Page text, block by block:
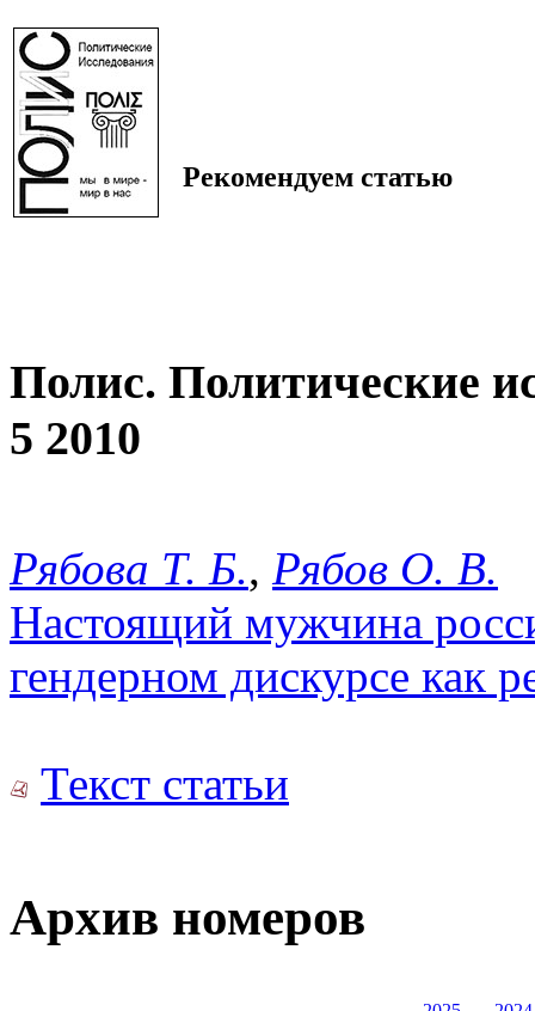
Рекомендуем статью
Полис. Политические
5 2010
Рябова Т. Б., Рябов О. В.
Настоящий мужчина
гендерном дискурсе как
Текст статьи
Архив номеров